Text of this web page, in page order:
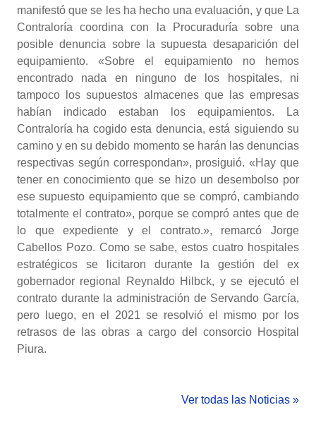
manifestó que se les ha hecho una evaluación, y que La
Contraloría coordina con la Procuraduría sobre una
posible denuncia sobre la supuesta desaparición del
equipamiento. «Sobre el equipamiento no hemos
encontrado nada en ninguno de los hospitales, ni
tampoco los supuestos almacenes que las empresas
habían indicado estaban los equipamientos. La
Contraloría ha cogido esta denuncia, está siguiendo su
camino y en su debido momento se harán las denuncias
respectivas según correspondan», prosiguió. «Hay que
tener en conocimiento que se hizo un desembolso por
ese supuesto equipamiento que se compró, cambiando
totalmente el contrato», porque se compró antes que de
lo que expediente y el contrato.», remarcó Jorge
Cabellos Pozo. Como se sabe, estos cuatro hospitales
estratégicos se licitaron durante la gestión del ex
gobernador regional Reynaldo Hilbck, y se ejecutó el
contrato durante la administración de Servando García,
pero luego, en el 2021 se resolvió el mismo por los
retrasos de las obras a cargo del consorcio Hospital
Piura.
Ver todas las Noticias »